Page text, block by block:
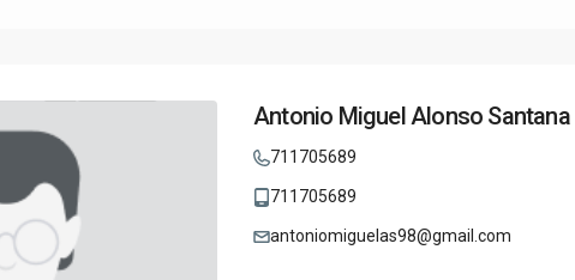
Antonio Miguel Alonso Santana
711705689
711705689
antoniomiguelas98@gmail.com